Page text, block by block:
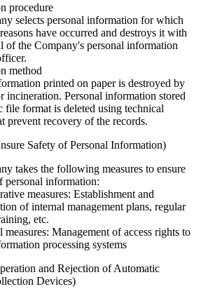
procedure
selects personal information for which
have occurred and destroys it with
of the Company's personal information
method
printed on paper is destroyed by
incineration. Personal information stored
file format is deleted using technical
prevent recovery of the records.
Safety of Personal Information)
takes the following measures to ensure
personal information:
measures: Establishment and
of internal management plans, regular
etc.
measures: Management of access rights to
processing systems
and Rejection of Automatic
Devices)